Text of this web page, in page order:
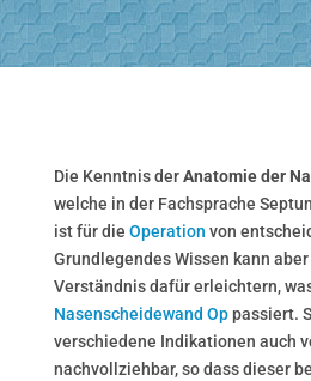
Die Kenntnis derAnatomie der
welche in der Fachsprache
ist für die Operation von
Grundlegendes Wissen kann
Verständnis dafür erleichtern,
Nasenscheidewand Oppassiert.
verschiedene Indikationen auch
nachvollziehbar, so dass dieser